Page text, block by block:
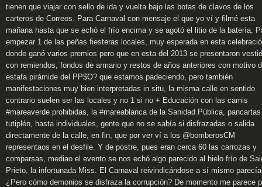
tienen que viajar con sello de ida y vuelta bajo las botas de clavos de los
carteros de Correos. Para Carnaval con mensaje el que yo ví y filmé esta
mañana hasta que se echó el frío encima y se agotó el litio de la batería.
empezar 1 de las peñas fiesteras locales, muy esperada en esta
donde ganó varios premios pero que en esta del 2013 se presentaron
con remiendos, fondos de armario y restos de años anteriores con motivo
estafa pirámide del PP$O? que estamos padeciendo, pero también
manifestaciones muy bien interpretadas in situ, la misma calle en sentido
contrario suelen ser las locales y no 1 si no + Educación con las camis
#mareaverde prohibidas, la #mareablanca de la Sanidad Pública,
tutiplén, hasta individuales, gente que no se sabía si disfrazadas o salida
directamente de la calle, en fin, que por ver ví a los @bomberosCM
representaos en el desfile. Y de postre, pues eran cerca 60 las carrozas y
comparsas, mediao el evento se nos echó algo parecido al hielo frío de
Prieto, la infortunada Miss. El Carnaval reivindicándose a sí mismo
¿Pero cómo demonios se disfraza la corrupción? De momento me parece